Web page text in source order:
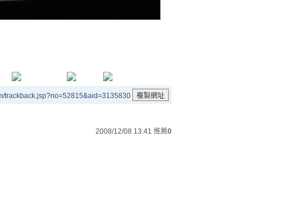
trackback.jsp?no=52815&aid=3135830
2008/12/08 13:41 推薦0